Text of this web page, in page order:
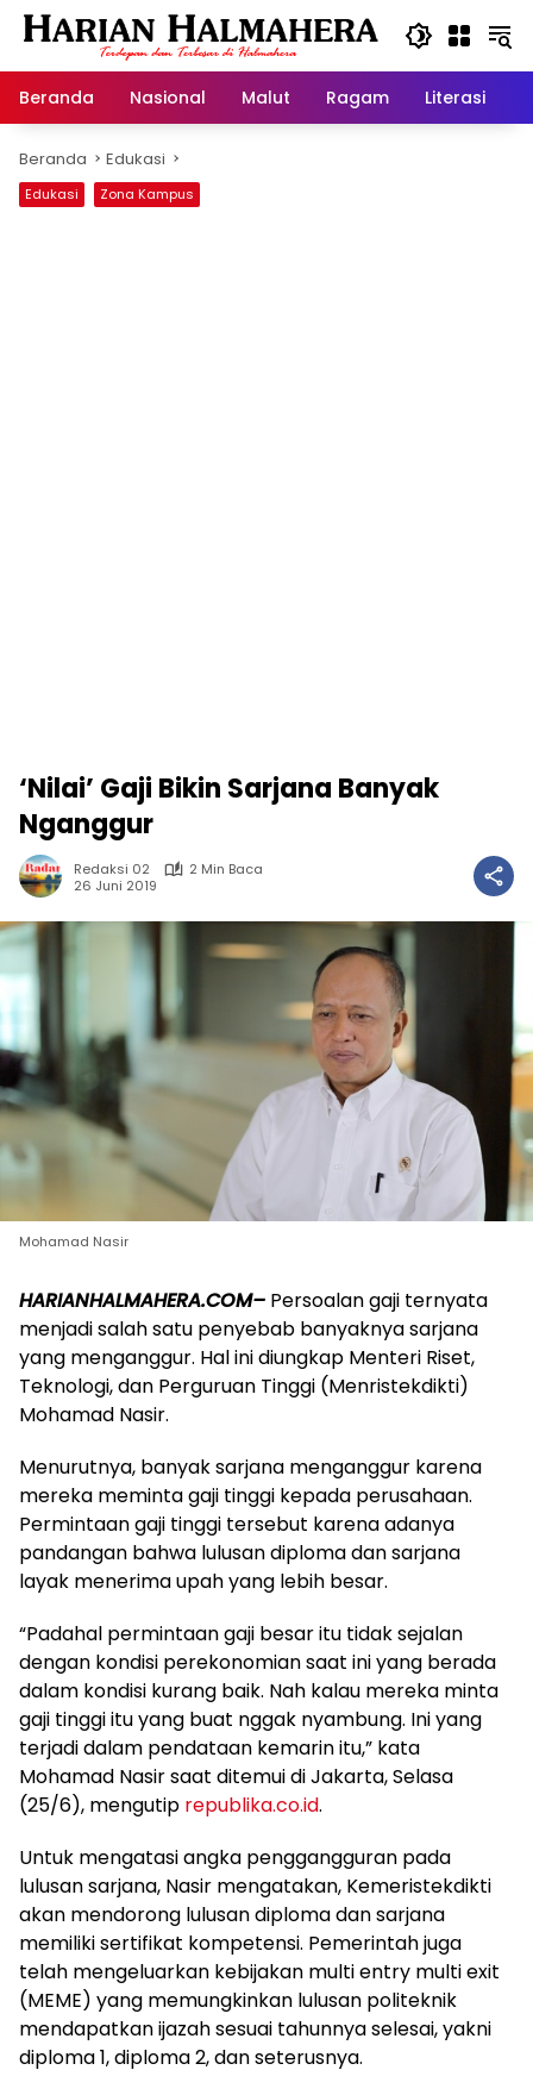
Langsung
Beranda
Nasional Malut Ragam Literasi
Beranda Edukasi
Edukasi Zona Kampus
‘Nilai’ Gaji Bikin Sarjana Banyak
Nganggur
Redaksi 02
2 Min Baca
26 Juni 2019
Mohamad Nasir
HARIANHALMAHERA.COM– Persoalan gaji ternyata
menjadi salah satu penyebab banyaknya sarjana
yang menganggur. Hal ini diungkap Menteri Riset,
Teknologi, dan Perguruan Tinggi (Menristekdikti)
Mohamad Nasir.
Menurutnya, banyak sarjana menganggur karena
mereka meminta gaji tinggi kepada perusahaan.
Permintaan gaji tinggi tersebut karena adanya
pandangan bahwa lulusan diploma dan sarjana
layak menerima upah yang lebih besar.
“Padahal permintaan gaji besar itu tidak sejalan
dengan kondisi perekonomian saat ini yang berada
dalam kondisi kurang baik. Nah kalau mereka minta
gaji tinggi itu yang buat nggak nyambung. Ini yang
terjadi dalam pendataan kemarin itu,” kata
Mohamad Nasir saat ditemui di Jakarta, Selasa
(25/6), mengutip republika.co.id.
Untuk mengatasi angka penggangguran pada
lulusan sarjana, Nasir mengatakan, Kemeristekdikti
akan mendorong lulusan diploma dan sarjana
memiliki sertifikat kompetensi. Pemerintah juga
telah mengeluarkan kebijakan multi entry multi exit
(MEME) yang memungkinkan lulusan politeknik
mendapatkan ijazah sesuai tahunnya selesai, yakni
diploma 1, diploma 2, dan seterusnya.